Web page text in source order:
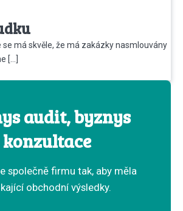
se má skvěle, že má zakázky nasmlouvány
[…]
audit, byznys
konzultace
společně firmu tak, aby měla
obchodní výsledky.